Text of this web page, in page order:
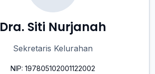
Dra. Siti Nurjanah
Sekretaris Kelurahan
NIP: 197805102001122002